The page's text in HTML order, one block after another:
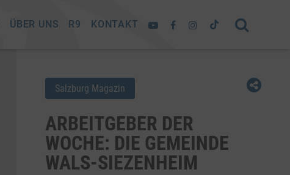
ÜBER UNS R9 KONTAKT
Salzburg Magazin
ARBEITGEBER DER
WOCHE: DIE GEMEINDE
WALS-SIEZENHEIM